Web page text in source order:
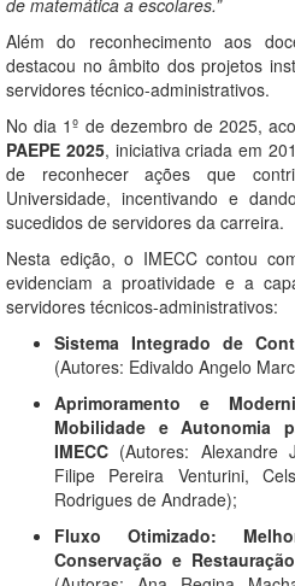
de matemática a escolares.”
Além do reconhecimento aos
destacou no âmbito dos projetos
servidores técnico-administrativos.
No dia 1º de dezembro de 2025,
PAEPE 2025, iniciativa criada em
de reconhecer ações que
Universidade, incentivando e
sucedidos de servidores da carreira.
Nesta edição, o IMECC contou
evidenciam a proatividade e a
servidores técnicos-administrativos:
Sistema Integrado de
(Autores: Edivaldo Angelo
Aprimoramento e
Mobilidade e Autonomia
IMECC (Autores: Alexandre
Filipe Pereira Venturini,
Rodrigues de Andrade);
Fluxo Otimizado:
Conservação e